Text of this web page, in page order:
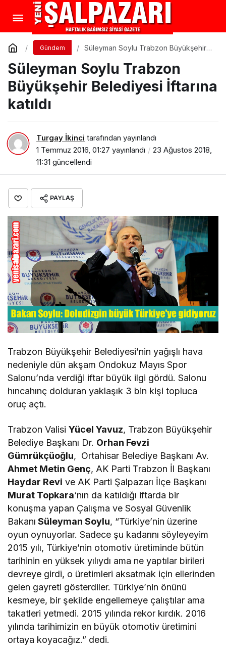
Gündem
Süleyman Soylu Trabzon Büyükşehir
Süleyman Soylu Trabzon
Büyükşehir Belediyesi İftarına
katıldı
Turgay İkinci tarafından yayınlandı
1 Temmuz 2016, 01:27 yayınlandı
23 Ağustos 2018,
11:31 güncellendi
PAYLAŞ
Trabzon Büyükşehir Belediyesi’nin yağışlı hava
nedeniyle dün akşam Ondokuz Mayıs Spor
Salonu’nda verdiği iftar büyük ilgi gördü. Salonu
hıncahınç dolduran yaklaşık 3 bin kişi topluca
oruç açtı.
Trabzon ValisiYücel Yavuz, Trabzon Büyükşehir
Belediye Başkanı Dr. Orhan Fevzi
Gümrükçüoğlu, Ortahisar Belediye Başkanı Av.
Ahmet Metin Genç, AK Parti Trabzon İl Başkanı
Haydar Revi ve AK Parti Şalpazarı İlçe Başkanı
Murat Topkara‘nın da katıldığı iftarda bir
konuşma yapan Çalışma ve Sosyal Güvenlik
Bakanı Süleyman Soylu, “Türkiye’nin üzerine
oyun oynuyorlar. Sadece şu kadarını söyleyeyim
2015 yılı, Türkiye’nin otomotiv üretiminde bütün
tarihinin en yüksek yılıydı ama ne yaptılar birileri
devreye girdi, o üretimleri aksatmak için ellerinden
gelen gayreti gösterdiler. Türkiye’nin önünü
kesmeye, bir şekilde engellemeye çalıştılar ama
takatleri yetmedi. 2015 yılında rekor kırdık. 2016
yılında tarihimizin en büyük otomotiv üretimini
ortaya koyacağız.” dedi.